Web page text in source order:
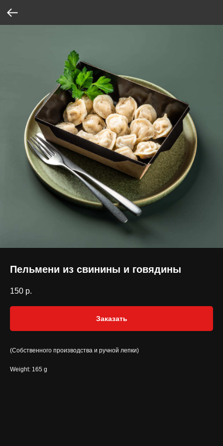
Пельмени из свинины и говядины
150 р.
Заказать
(Собственного производства и ручной лепки)
Weight: 165 g